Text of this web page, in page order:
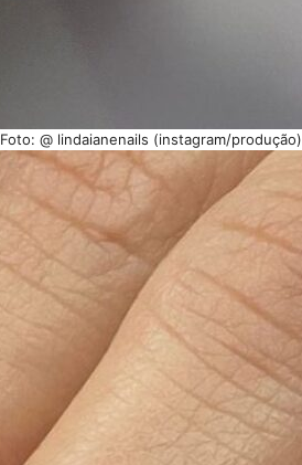
Foto: @ lindaianenails (instagram/produção)